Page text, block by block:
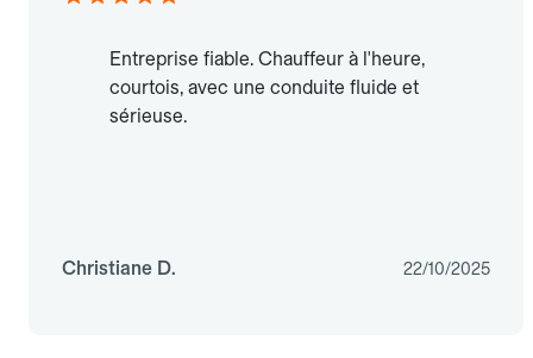
Entreprise fiable. Chauffeur à l'heure,
courtois, avec une conduite fluide et
sérieuse.
Christiane D. 22/10/2025